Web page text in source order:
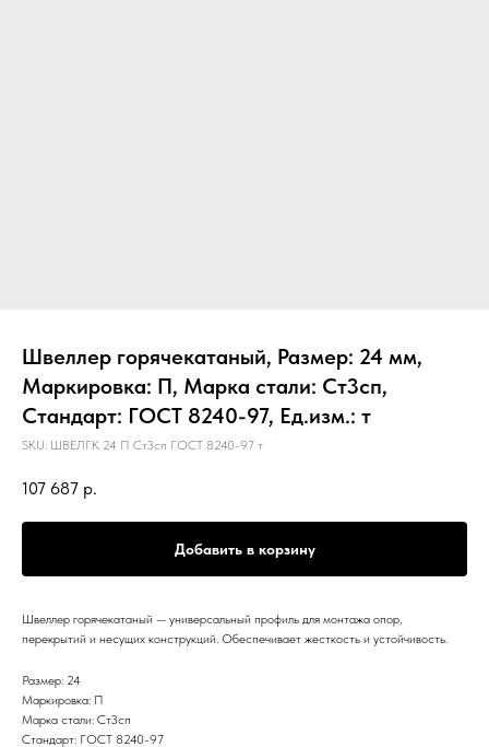
Швеллер горячекатаный, Размер: 24 мм,
Маркировка: П, Марка стали: Ст3сп,
Стандарт: ГОСТ 8240-97, Ед.изм.: т
SKU: ШВЕЛГК 24 П Ст3сп ГОСТ 8240-97 т
107 687 р.
Добавить в корзину
Швеллер горячекатаный — универсальный профиль для монтажа опор,
перекрытий и несущих конструкций. Обеспечивает жесткость и устойчивость.
Размер: 24
Маркировка: П
Марка стали: Ст3сп
Стандарт: ГОСТ 8240-97